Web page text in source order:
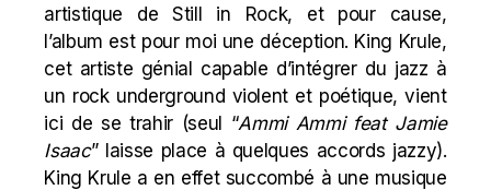
artistique de Still in Rock, et pour cause,
l’album est pour moi une déception. King Krule,
cet artiste génial capable d’intégrer du jazz à
un rock underground violent et poétique, vient
ici de se trahir (seul “Ammi Ammi feat Jamie
Isaac” laisse place à quelques accords jazzy).
King Krule a en effet succombé à une musique